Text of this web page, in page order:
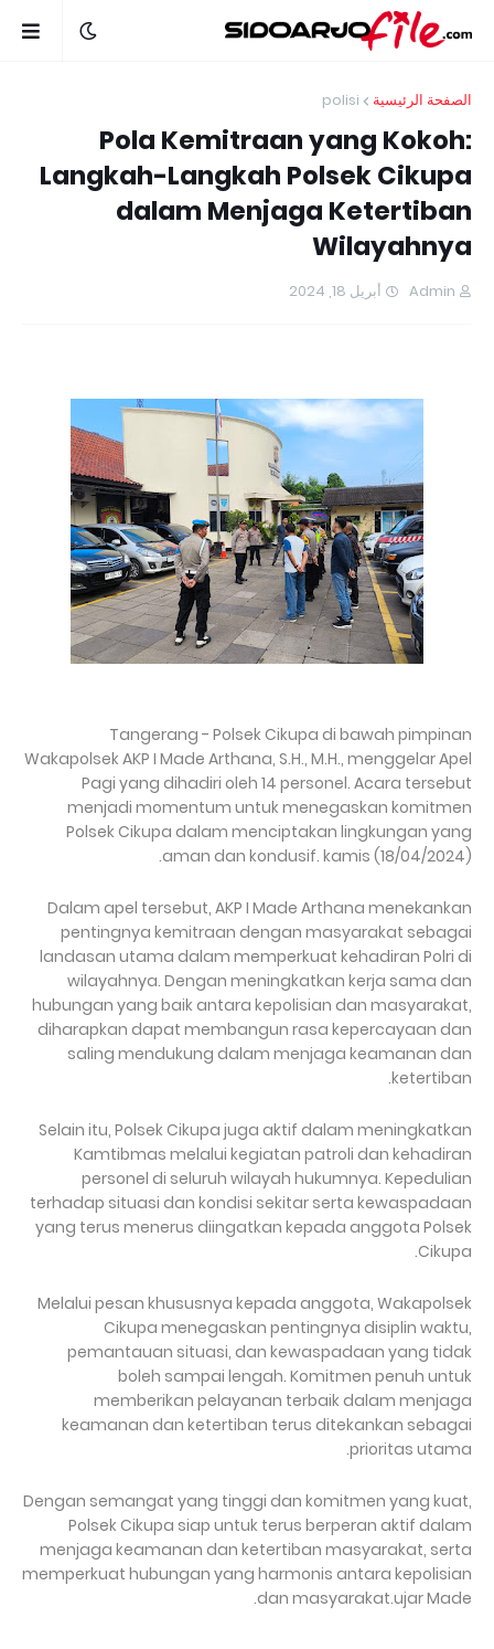
الصفحة الرئيسية polisi
Pola Kemitraan yang Kokoh:
Langkah-Langkah Polsek Cikupa
dalam Menjaga Ketertiban
Wilayahnya
Admin أبريل 18, 2024
Tangerang - Polsek Cikupa di bawah pimpinan
Wakapolsek AKP I Made Arthana, S.H., M.H., menggelar Apel
Pagi yang dihadiri oleh 14 personel. Acara tersebut
menjadi momentum untuk menegaskan komitmen
Polsek Cikupa dalam menciptakan lingkungan yang
aman dan kondusif. kamis (18/04/2024).
Dalam apel tersebut, AKP I Made Arthana menekankan
pentingnya kemitraan dengan masyarakat sebagai
landasan utama dalam memperkuat kehadiran Polri di
wilayahnya. Dengan meningkatkan kerja sama dan
hubungan yang baik antara kepolisian dan masyarakat,
diharapkan dapat membangun rasa kepercayaan dan
saling mendukung dalam menjaga keamanan dan
ketertiban.
Selain itu, Polsek Cikupa juga aktif dalam meningkatkan
Kamtibmas melalui kegiatan patroli dan kehadiran
personel di seluruh wilayah hukumnya. Kepedulian
terhadap situasi dan kondisi sekitar serta kewaspadaan
yang terus menerus diingatkan kepada anggota Polsek
Cikupa.
Melalui pesan khususnya kepada anggota, Wakapolsek
Cikupa menegaskan pentingnya disiplin waktu,
pemantauan situasi, dan kewaspadaan yang tidak
boleh sampai lengah. Komitmen penuh untuk
memberikan pelayanan terbaik dalam menjaga
keamanan dan ketertiban terus ditekankan sebagai
prioritas utama.
Dengan semangat yang tinggi dan komitmen yang kuat,
Polsek Cikupa siap untuk terus berperan aktif dalam
menjaga keamanan dan ketertiban masyarakat, serta
memperkuat hubungan yang harmonis antara kepolisian
dan masyarakat.ujar Made.